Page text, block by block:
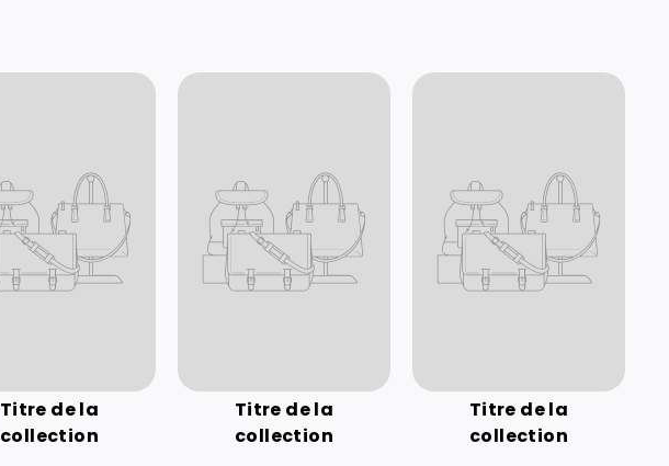
Titre de la
collection
Titre de la
collection
Titre de la
collection